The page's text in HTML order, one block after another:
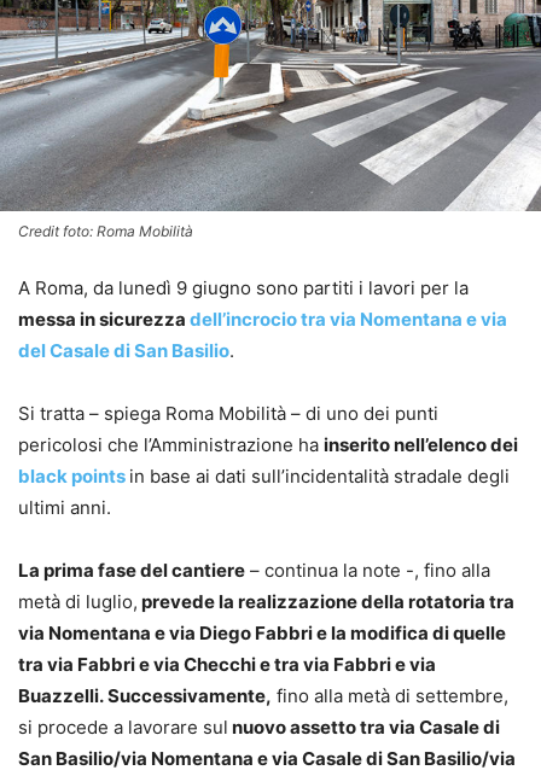
Credit foto: Roma Mobilità
A Roma, da lunedì 9 giugno sono partiti i lavori per la
messa in sicurezza dell’incrocio tra via Nomentana e via
del Casale di San Basilio.
Si tratta – spiega Roma Mobilità – di uno dei punti
pericolosi che l’Amministrazione ha inserito nell’elenco dei
black points in base ai dati sull’incidentalità stradale degli
ultimi anni.
La prima fase del cantiere – continua la note -, fino alla
metà di luglio, prevede la realizzazione della rotatoria tra
via Nomentana e via Diego Fabbri e la modifica di quelle
tra via Fabbri e via Checchi e tra via Fabbri e via
Buazzelli. Successivamente, fino alla metà di settembre,
si procede a lavorare sul nuovo assetto tra via Casale di
San Basilio/via Nomentana e via Casale di San Basilio/via